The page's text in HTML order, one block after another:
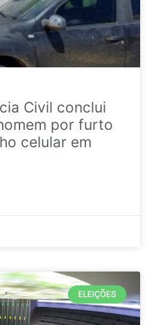
Civil conclui
por furto
celular em
ELEIÇÕES